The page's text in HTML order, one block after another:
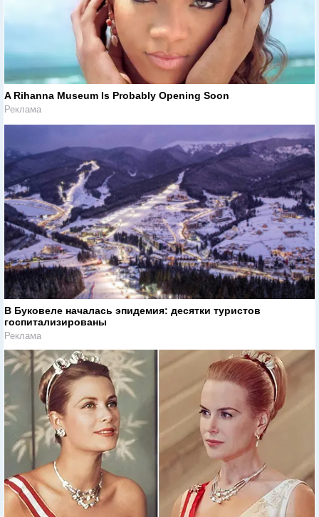
A Rihanna Museum Is Probably Opening Soon
Реклама
В Буковеле началась эпидемия: десятки туристов
госпитализированы
Реклама